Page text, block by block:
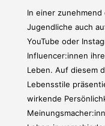
In einer
Jugendliche auch
YouTube oder
Influencer:innen
Leben. Auf diesem
Lebensstile
wirkende